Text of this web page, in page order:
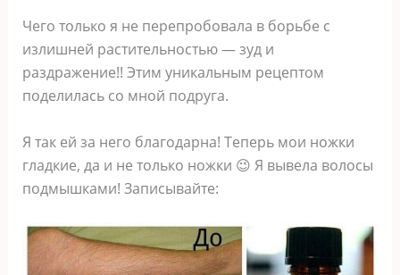
Чего только я не перепробовала в борьбе с
излишней растительностью — зуд и
раздражение!! Этим уникальным рецептом
поделилась со мной подруга.
Я так ей за него благодарна! Теперь мои ножки
гладкие, да и не только ножки 😉 Я вывела волосы
подмышками! Записывайте: